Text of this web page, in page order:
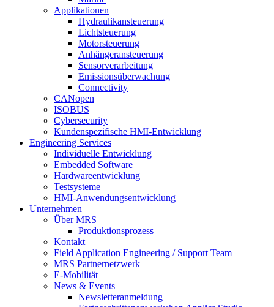
Applikationen
Hydraulikansteuerung
Lichtsteuerung
Motorsteuerung
Anhängeransteuerung
Sensorverarbeitung
Emissionsüberwachung
Connectivity
CANopen
ISOBUS
Cybersecurity
Kundenspezifische HMI-Entwicklung
Engineering Services
Individuelle Entwicklung
Embedded Software
Hardwareentwicklung
Testsysteme
HMI-Anwendungsentwicklung
Unternehmen
Über MRS
Produktionsprozess
Kontakt
Field Application Engineering / Support Team
MRS Partnernetzwerk
E-Mobilität
News & Events
Newsletteranmeldung